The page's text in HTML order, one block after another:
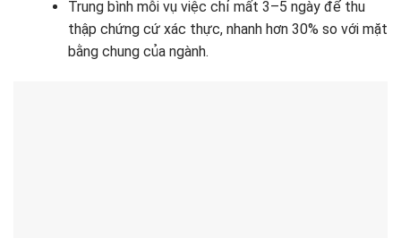
Trung bình mỗi vụ việc chỉ mất 3–5 ngày để thu
thập chứng cứ xác thực, nhanh hơn 30% so với mặt
bằng chung của ngành.